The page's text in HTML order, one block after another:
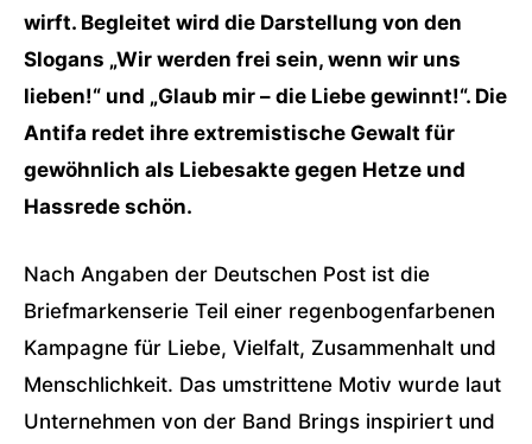
wirft. Begleitet wird die Darstellung von den
Slogans „Wir werden frei sein, wenn wir uns
lieben!“ und „Glaub mir – die Liebe gewinnt!“. Die
Antifa redet ihre extremistische Gewalt für
gewöhnlich als Liebesakte gegen Hetze und
Hassrede schön.
Nach Angaben der Deutschen Post ist die
Briefmarkenserie Teil einer regenbogenfarbenen
Kampagne für Liebe, Vielfalt, Zusammenhalt und
Menschlichkeit. Das umstrittene Motiv wurde laut
Unternehmen von der Band Brings inspiriert und